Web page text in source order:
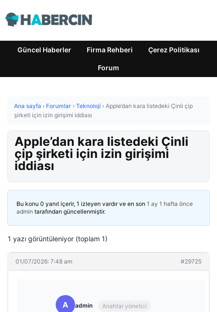
Güncel Haberler Firma Rehberi Çerez Politikası
Forum
Ana sayfa › Forumlar › Teknoloji › Apple’dan kara listedeki Çinli çip
şirketi için izin girişimi iddiası
Apple’dan kara listedeki Çinli
çip şirketi için izin girişimi
iddiası
Bu konu 0 yanıt içerir, 1 izleyen vardır ve en son 1 ay 1 hafta önce
admin tarafından güncellenmiştir.
1 yazı görüntüleniyor (toplam 1)
01/07/2026: 7:48 am #29725
A admin Anahtar yönetici